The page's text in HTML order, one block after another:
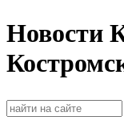
Новости